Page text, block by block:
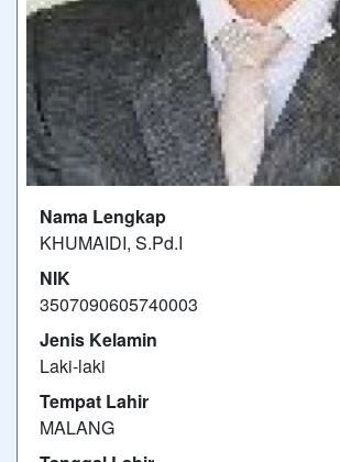
Nama Lengkap
KHUMAIDI, S.Pd.I
NIK
3507090605740003
Jenis Kelamin
Laki-laki
Tempat Lahir
MALANG